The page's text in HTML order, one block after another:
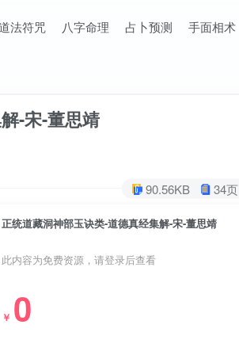
法符咒 八字命理 占卜预测 手面相术
-宋-董思靖
90.56KB 34页
正统道藏洞神部玉诀类-道德真经集解-宋-董思靖
此内容为免费资源，请登录后查看
￥ 0